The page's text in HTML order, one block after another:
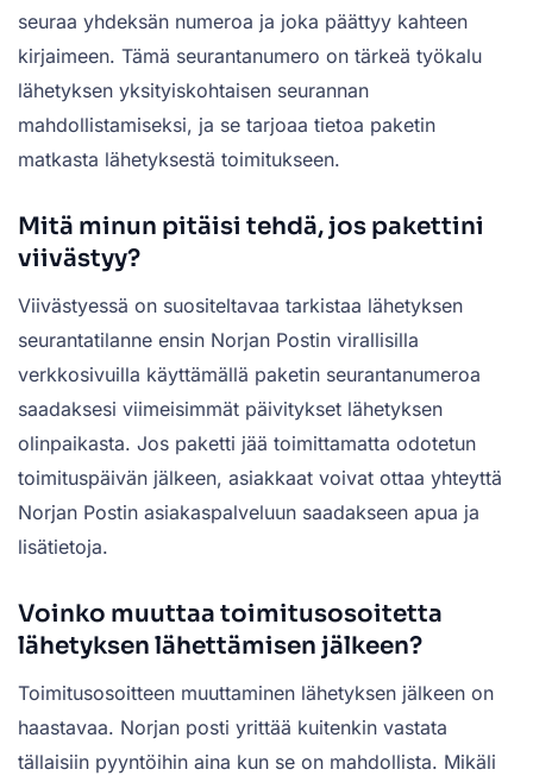
seuraa yhdeksän numeroa ja joka päättyy kahteen
kirjaimeen. Tämä seurantanumero on tärkeä työkalu
lähetyksen yksityiskohtaisen seurannan
mahdollistamiseksi, ja se tarjoaa tietoa paketin
matkasta lähetyksestä toimitukseen.
Mitä minun pitäisi tehdä, jos pakettini
viivästyy?
Viivästyessä on suositeltavaa tarkistaa lähetyksen
seurantatilanne ensin Norjan Postin virallisilla
verkkosivuilla käyttämällä paketin seurantanumeroa
saadaksesi viimeisimmät päivitykset lähetyksen
olinpaikasta. Jos paketti jää toimittamatta odotetun
toimituspäivän jälkeen, asiakkaat voivat ottaa yhteyttä
Norjan Postin asiakaspalveluun saadakseen apua ja
lisätietoja.
Voinko muuttaa toimitusosoitetta
lähetyksen lähettämisen jälkeen?
Toimitusosoitteen muuttaminen lähetyksen jälkeen on
haastavaa. Norjan posti yrittää kuitenkin vastata
tällaisiin pyyntöihin aina kun se on mahdollista. Mikäli